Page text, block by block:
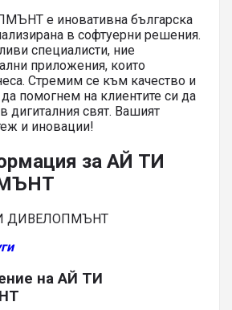
е иновативна българска
в софтуерни решения.
специалисти, ние
приложения, които
Стремим се към качество и
помогнем на клиентите си да
дигиталния свят. Вашият
и иновации!
за АЙ ТИ
ДИВЕЛОПМЪНТ
на АЙ ТИ